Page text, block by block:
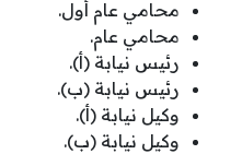
محامي عام أول.
محامي عام.
رئيس نيابة (أ).
رئيس نيابة (ب).
وكيل نيابة (أ).
وكيل نيابة (ب).